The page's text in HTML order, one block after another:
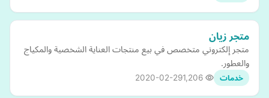
متجر زيان
متجر إلكتروني متخصص في بيع منتجات العناية الشخصية والمكياج
والعطور.
خدمات 2020-02-29